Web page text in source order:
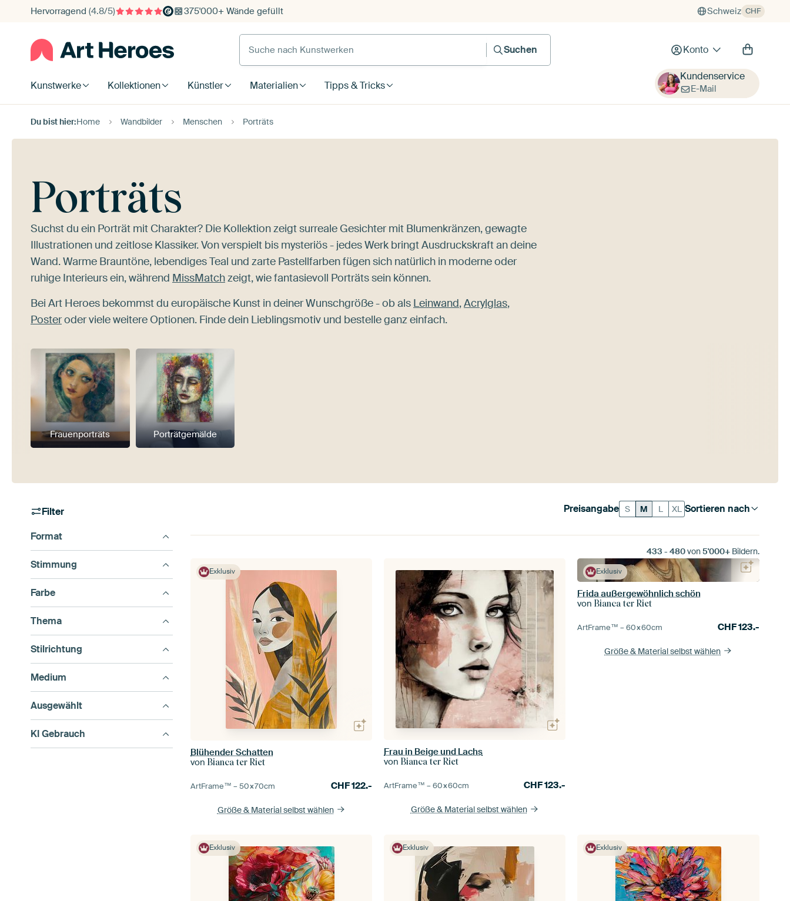
Hervorragend (4.8/5) 375'000+ Wände gefüllt Schweiz CHF
Suche nach Kunstwerken
Suchen
Konto
Kunstwerke Kollektionen Künstler Materialien Tipps & Tricks
Kundenservice
E-Mail
Du bist hier:Home Wandbilder Menschen Porträts
Porträts
Suchst du ein Porträt mit Charakter? Die Kollektion zeigt surreale Gesichter mit Blumenkränzen, gewagte
Illustrationen und zeitlose Klassiker. Von verspielt bis mysteriös - jedes Werk bringt Ausdruckskraft an deine
Wand. Warme Brauntöne, lebendiges Teal und zarte Pastellfarben fügen sich natürlich in moderne oder
ruhige Interieurs ein, während MissMatchzeigt, wie fantasievoll Porträts sein können.
Bei Art Heroes bekommst du europäische Kunst in deiner Wunschgröße - ob als Leinwand,Acrylglas,
Posteroder viele weitere Optionen. Finde dein Lieblingsmotiv und bestelle ganz einfach.
Frauenporträts Porträtgemälde
Filter
Format
Stimmung
Farbe
Thema
Stilrichtung
Medium
Ausgewählt
KI Gebrauch
Sortieren nach
Preisangabe S M L XL
433 - 480von5'000+Bildern.
Exklusiv
Blühender Schatten
vonBianca ter Riet
ArtFrame™ –50×70cm CHF122.-
Größe & Material selbst wählen
Frau in Beige und Lachs
vonBianca ter Riet
ArtFrame™ –60×60cm CHF123.-
Größe & Material selbst wählen
Exklusiv
Frida außergewöhnlich schön
vonBianca ter Riet
ArtFrame™ –60×60cm CHF123.-
Größe & Material selbst wählen
Exklusiv Exklusiv Exklusiv